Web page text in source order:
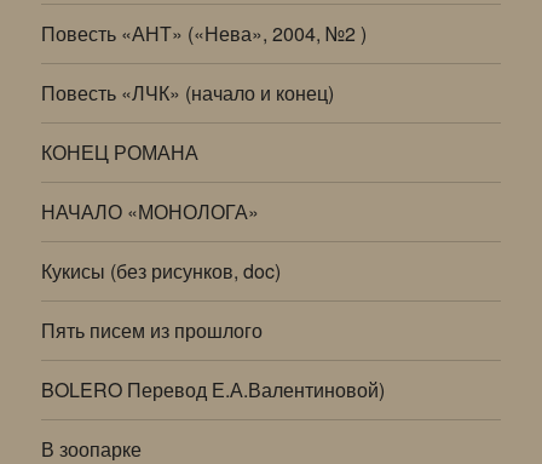
Повесть «АНТ» («Нева», 2004, №2 )
Повесть «ЛЧК» (начало и конец)
КОНЕЦ РОМАНА
НАЧАЛО «МОНОЛОГА»
Кукисы (без рисунков, doc)
Пять писем из прошлого
BOLERO Перевод Е.А.Валентиновой)
В зоопарке